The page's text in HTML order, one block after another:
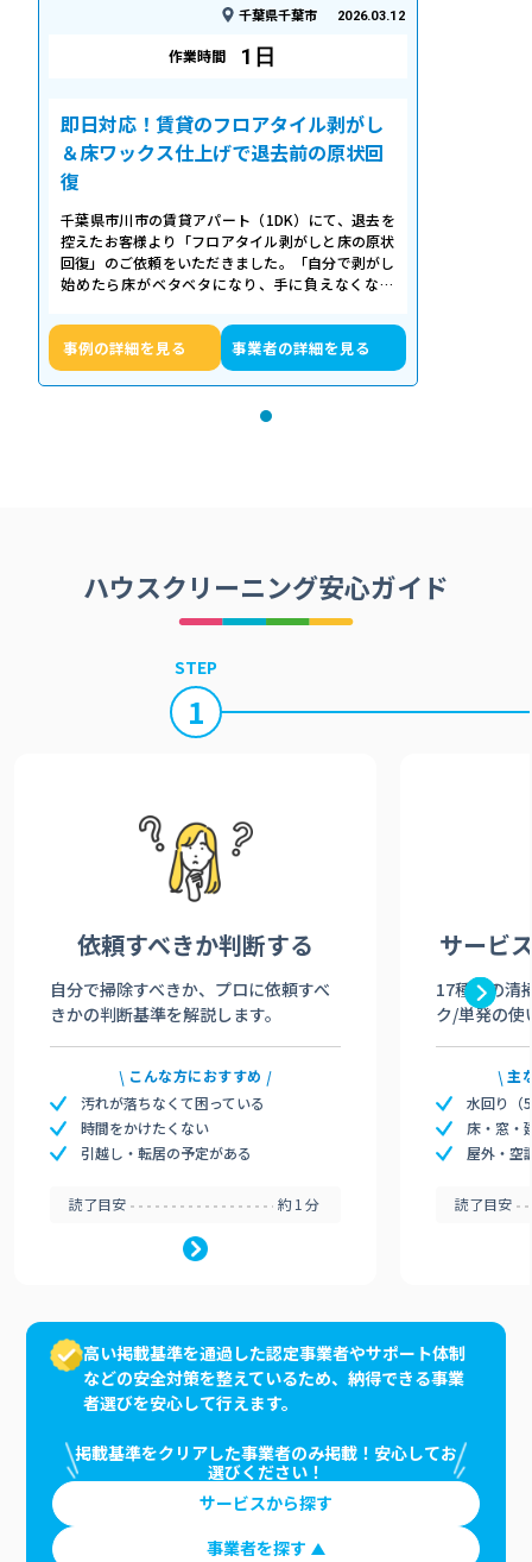
千葉県千葉市 2026.03.12
作業時間 1日
即日対応！賃貸のフロアタイル剥がし
＆床ワックス仕上げで退去前の原状回
復
千葉県市川市の賃貸アパート（1DK）にて、退去を
控えたお客様より「フロアタイル剥がしと床の原状
回復」のご依頼をいただきました。「自分で剥がし
始めたら床がベタベタになり、手に負えなくなっ
事例の詳細を見る 事業者の詳細を見る
ハウスクリーニング安心ガイド
STEP
1
依頼すべきか判断する
自分で掃除すべきか、プロに依頼すべ
きかの判断基準を解説します。
こんな方におすすめ
汚れが落ちなくて困っている
時間をかけたくない
引越し・転居の予定がある
読了目安 約1分
サービ
17種類の清
ク/単発の使
主
水回り（
床・窓・
屋外・空
読了目安
高い掲載基準を通過した認定事業者やサポート体制
などの安全対策を整えているため、納得できる事業
者選びを安心して行えます。
掲載基準をクリアした事業者のみ掲載！安心してお
選びください！
サービスから探す
事業者を探す